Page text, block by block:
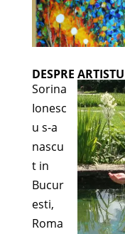
DESPRE
Sorina
Ionesc
u s-a
nascu
t in
Bucur
esti,
Roma